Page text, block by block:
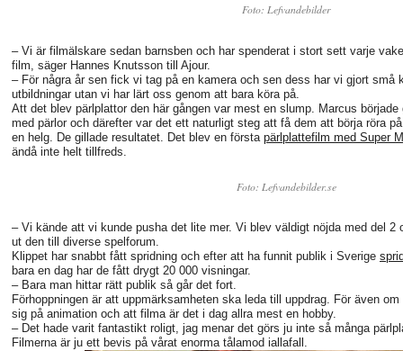
Foto: Lefvandebilder
– Vi är filmälskare sedan barnsben och har spenderat i stort sett varje
film, säger Hannes Knutsson till Ajour.
– För några år sen fick vi tag på en kamera och sen dess har vi gjort små
utbildningar utan vi har lärt oss genom att bara köra på.
Att det blev pärlplattor den här gången var mest en slump. Marcus
med pärlor och därefter var det ett naturligt steg att få dem att börja röra
en helg. De gillade resultatet. Det blev en första pärlplattefilm med Super
ändå inte helt tillfreds.
Foto: Lefvandebilder.se
– Vi kände att vi kunde pusha det lite mer. Vi blev väldigt nöjda med del
ut den till diverse spelforum.
Klippet har snabbt fått spridning och efter att ha funnit publik i Sverige
bara en dag har de fått drygt 20 000 visningar.
– Bara man hittar rätt publik så går det fort.
Förhoppningen är att uppmärksamheten ska leda till uppdrag. För även
sig på animation och att filma är det i dag allra mest en hobby.
– Det hade varit fantastikt roligt, jag menar det görs ju inte så många
Filmerna är ju ett bevis på vårat enorma tålamod iallafall.